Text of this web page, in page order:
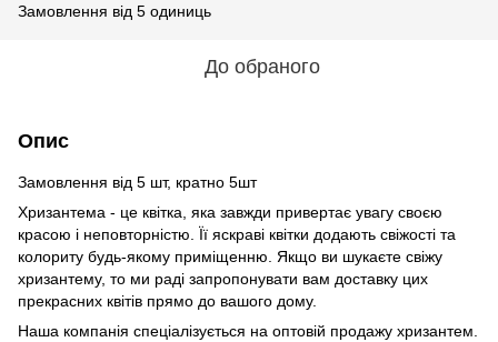
Замовлення від 5 одиниць
До обраного
Опис
Замовлення від 5 шт, кратно 5шт
Хризантема - це квітка, яка завжди привертає увагу своєю
красою і неповторністю. Її яскраві квітки додають свіжості та
колориту будь-якому приміщенню. Якщо ви шукаєте свіжу
хризантему, то ми раді запропонувати вам доставку цих
прекрасних квітів прямо до вашого дому.
Наша компанія спеціалізується на оптовій продажу хризантем.